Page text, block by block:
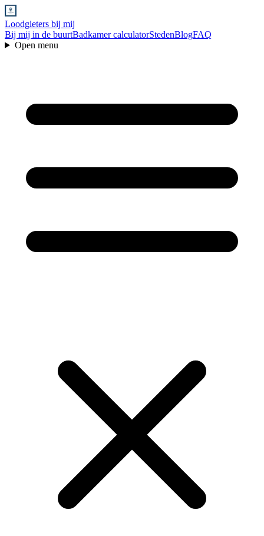
Loodgieters bij mij
Bij mij in de buurtBadkamer calculatorStedenBlogFAQ
Open menu